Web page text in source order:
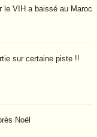
le VIH a baissé au Maroc
sur certaine piste !!
Noël